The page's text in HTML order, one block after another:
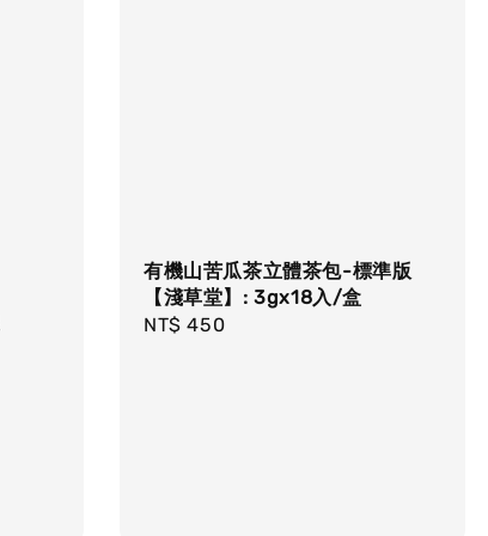
有機山苦瓜茶立體茶包-標準版
【淺草堂】: 3gx18入/盒
Regular
NT$ 450